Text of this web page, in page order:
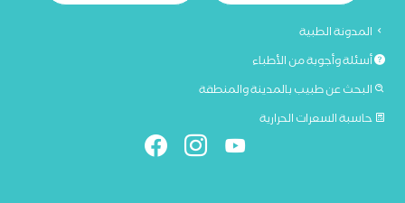
المدونة الطبية
أسئلة وأجوبة من الأطباء
البحث عن طبيب بالمدينة والمنطقة
حاسبة السعرات الحرارية